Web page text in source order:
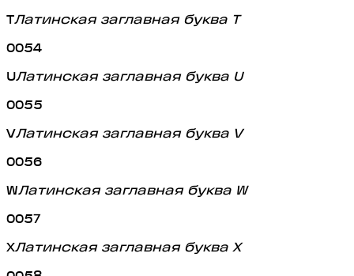
TЛатинская заглавная буква T
0054
UЛатинская заглавная буква U
0055
VЛатинская заглавная буква V
0056
WЛатинская заглавная буква W
0057
XЛатинская заглавная буква X